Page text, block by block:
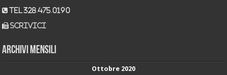
tel 328.475.0190
scrivici
Archivi mensili
Ottobre 2020